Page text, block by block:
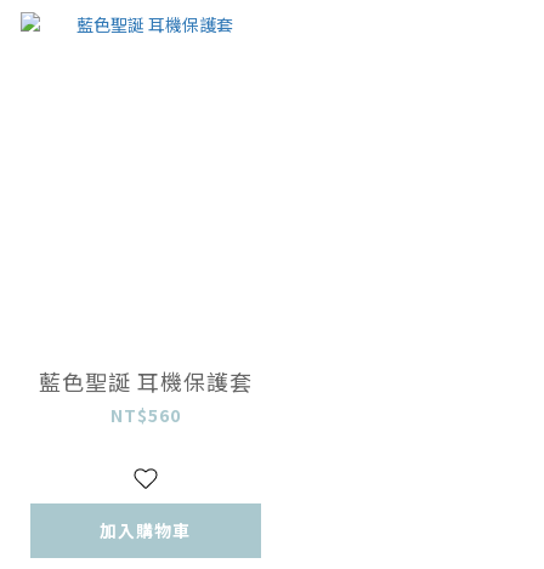
藍色聖誕 耳機保護套
NT$560
加入購物車